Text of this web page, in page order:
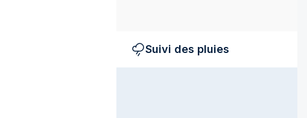
Suivi des pluies